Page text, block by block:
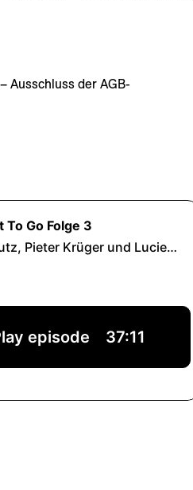
Ausschluss der AGB-